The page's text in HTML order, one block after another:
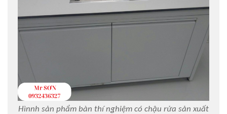
Hìnnh sản phẩm bàn thí nghiệm có chậu rửa sản xuất